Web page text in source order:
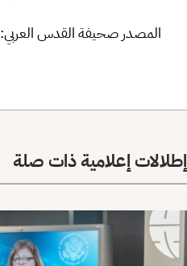
المصدر صحيفة القدس العربي:
إطلالات إعلامية ذات صلة